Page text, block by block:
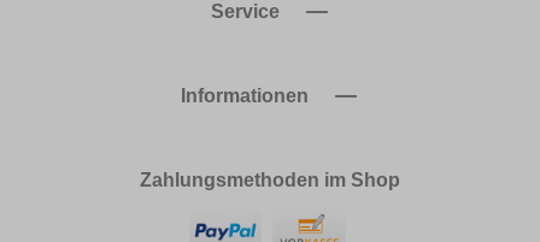
Service
Informationen
Zahlungsmethoden im Shop